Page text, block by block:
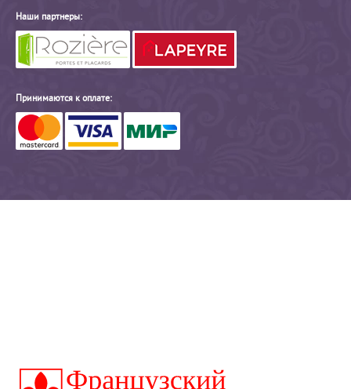
Наши партнеры:
Принимаются к оплате: